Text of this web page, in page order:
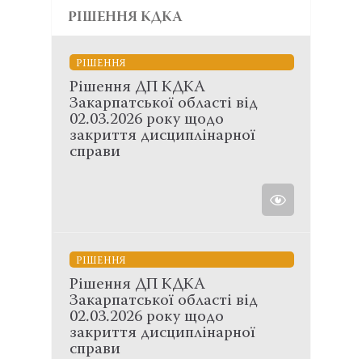
РІШЕННЯ КДКА
РІШЕННЯ
Рішення ДП КДКА
Закарпатської області від
02.03.2026 року щодо
закриття дисциплінарної
справи
РІШЕННЯ
Рішення ДП КДКА
Закарпатської області від
02.03.2026 року щодо
закриття дисциплінарної
справи